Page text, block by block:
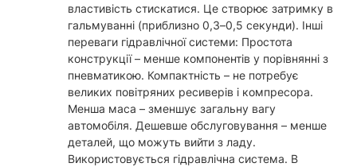
властивість стискатися. Це створює затримку в
гальмуванні (приблизно 0,3–0,5 секунди). Інші
переваги гідравлічної системи: Простота
конструкції – менше компонентів у порівнянні з
пневматикою. Компактність – не потребує
великих повітряних ресиверів і компресора.
Менша маса – зменшує загальну вагу
автомобіля. Дешевше обслуговування – менше
деталей, що можуть вийти з ладу.
Використовується гідравлічна система. В